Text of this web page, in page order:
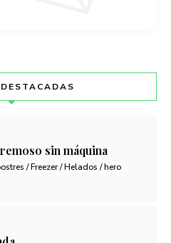
sin máquina
/ Freezer / Helados / hero